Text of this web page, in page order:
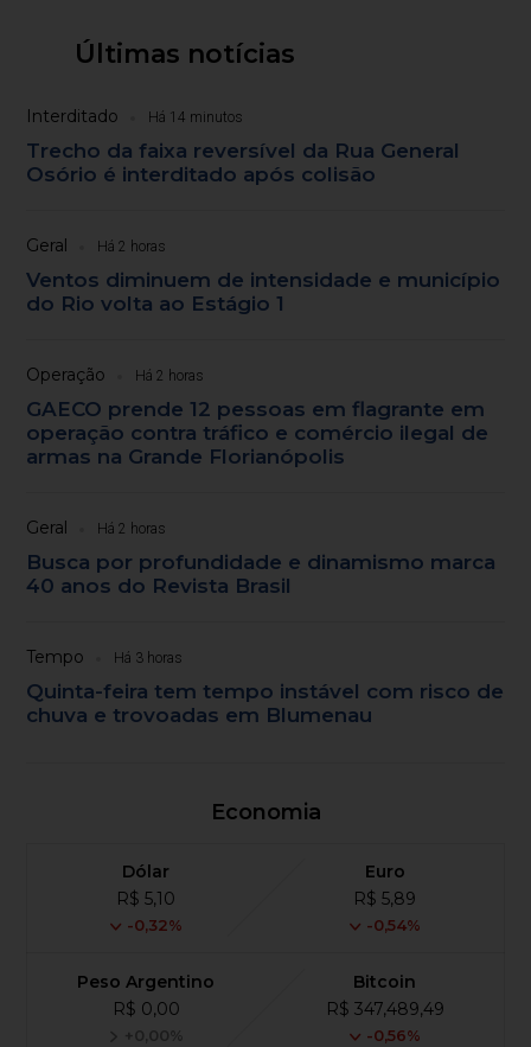
Últimas notícias
Interditado Há 14 minutos
Trecho da faixa reversível da Rua General
Osório é interditado após colisão
Geral Há 2 horas
Ventos diminuem de intensidade e município
do Rio volta ao Estágio 1
Operação Há 2 horas
GAECO prende 12 pessoas em flagrante em
operação contra tráfico e comércio ilegal de
armas na Grande Florianópolis
Geral Há 2 horas
Busca por profundidade e dinamismo marca
40 anos do Revista Brasil
Tempo Há 3 horas
Quinta-feira tem tempo instável com risco de
chuva e trovoadas em Blumenau
Economia
Dólar
R$ 5,10
-0,32%
Euro
R$ 5,89
-0,54%
Peso Argentino
R$ 0,00
+0,00%
Bitcoin
R$ 347,489,49
-0,56%